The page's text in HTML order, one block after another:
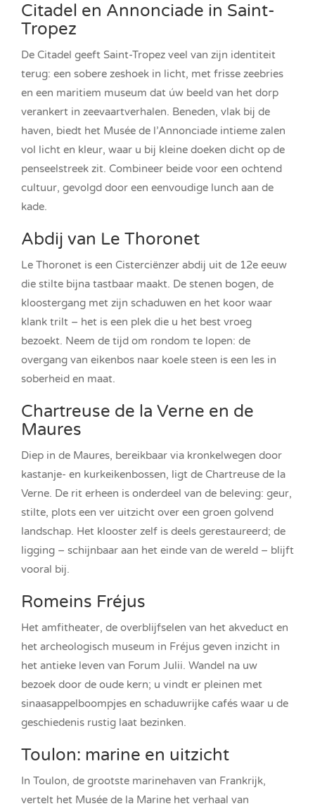
Citadel en Annonciade in Saint-
Tropez
De Citadel geeft Saint-Tropez veel van zijn identiteit
terug: een sobere zeshoek in licht, met frisse zeebries
en een maritiem museum dat úw beeld van het dorp
verankert in zeevaartverhalen. Beneden, vlak bij de
haven, biedt het Musée de l’Annonciade intieme zalen
vol licht en kleur, waar u bij kleine doeken dicht op de
penseelstreek zit. Combineer beide voor een ochtend
cultuur, gevolgd door een eenvoudige lunch aan de
kade.
Abdij van Le Thoronet
Le Thoronet is een Cisterciënzer abdij uit de 12e eeuw
die stilte bijna tastbaar maakt. De stenen bogen, de
kloostergang met zijn schaduwen en het koor waar
klank trilt – het is een plek die u het best vroeg
bezoekt. Neem de tijd om rondom te lopen: de
overgang van eikenbos naar koele steen is een les in
soberheid en maat.
Chartreuse de la Verne en de
Maures
Diep in de Maures, bereikbaar via kronkelwegen door
kastanje- en kurkeikenbossen, ligt de Chartreuse de la
Verne. De rit erheen is onderdeel van de beleving: geur,
stilte, plots een ver uitzicht over een groen golvend
landschap. Het klooster zelf is deels gerestaureerd; de
ligging – schijnbaar aan het einde van de wereld – blijft
vooral bij.
Romeins Fréjus
Het amfitheater, de overblijfselen van het akveduct en
het archeologisch museum in Fréjus geven inzicht in
het antieke leven van Forum Julii. Wandel na uw
bezoek door de oude kern; u vindt er pleinen met
sinaasappelboompjes en schaduwrijke cafés waar u de
geschiedenis rustig laat bezinken.
Toulon: marine en uitzicht
In Toulon, de grootste marinehaven van Frankrijk,
vertelt het Musée de la Marine het verhaal van